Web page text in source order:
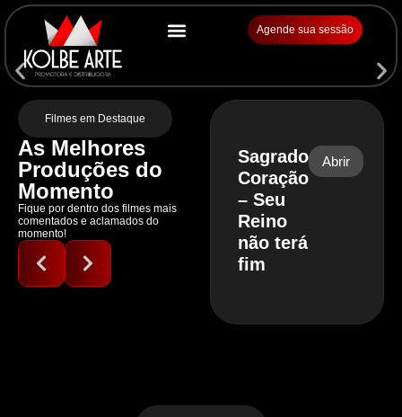
Agende sua sessão
Filmes em Destaque
As Melhores
Produções do
Momento
Fique por dentro dos filmes mais
comentados e aclamados do
momento!
Sagrado
Coração
– Seu
Reino
não terá
fim
Abrir